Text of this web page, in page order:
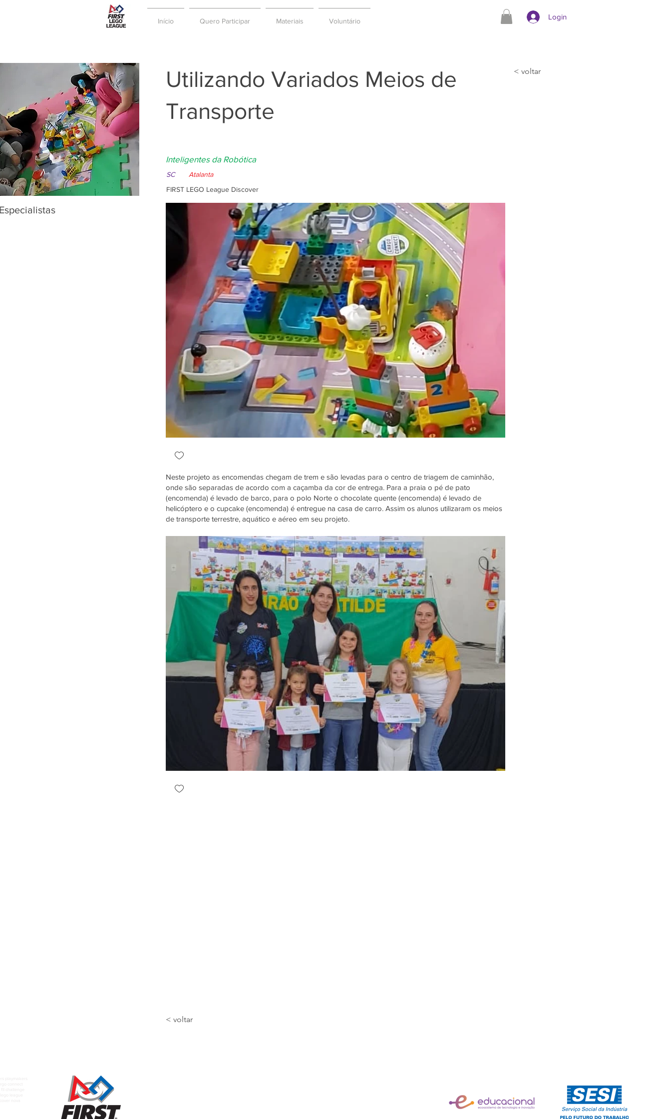
Início Quero Participar Materiais Voluntário Login
Utilizando Variados Meios de
Transporte
< voltar
Inteligentes da Robótica
SC
Atalanta
FIRST LEGO League Discover
Neste projeto as encomendas chegam de trem e são levadas para o centro de triagem de caminhão,
onde são separadas de acordo com a caçamba da cor de entrega. Para a praia o pé de pato
(encomenda) é levado de barco, para o polo Norte o chocolate quente (encomenda) é levado de
helicóptero e o cupcake (encomenda) é entregue na casa de carro. Assim os alunos utilizaram os meios
de transporte terrestre, aquático e aéreo em seu projeto.
< voltar